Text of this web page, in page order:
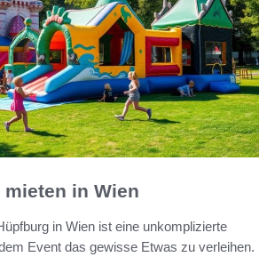
in Wien
in Wien ist eine unkomplizierte
Event das gewisse Etwas zu verleihen.